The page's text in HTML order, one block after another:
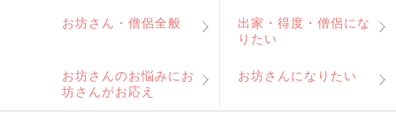
お坊さん・僧侶全般
出家・得度・僧侶にな
りたい
お坊さんのお悩みにお
坊さんがお応え
お坊さんになりたい